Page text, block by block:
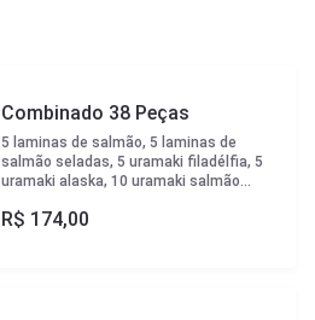
Combinado 38 Peças
5 laminas de salmão, 5 laminas de
salmão seladas, 5 uramaki filadélfia, 5
uramaki alaska, 10 uramaki salmão
salmão.Acompanha sweet chilli, crispy
R$ 174,00